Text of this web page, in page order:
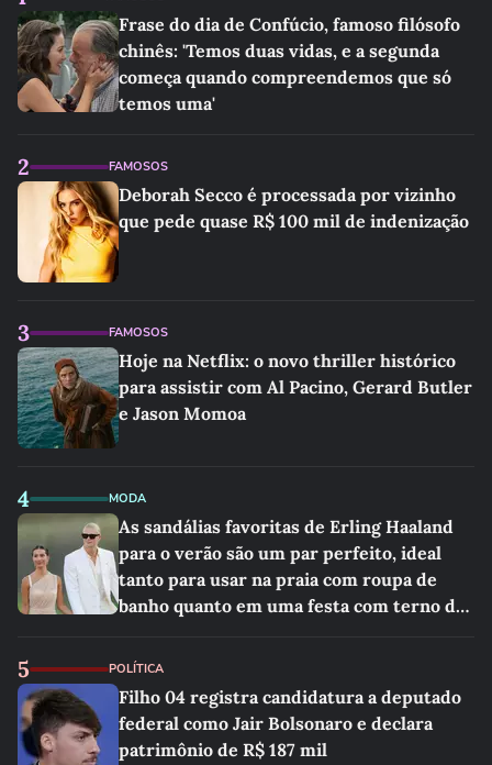
Frase do dia de Confúcio, famoso filósofo
chinês: 'Temos duas vidas, e a segunda
começa quando compreendemos que só
temos uma'
2 FAMOSOS
Deborah Secco é processada por vizinho
que pede quase R$ 100 mil de indenização
3 FAMOSOS
Hoje na Netflix: o novo thriller histórico
para assistir com Al Pacino, Gerard Butler
e Jason Momoa
4 MODA
As sandálias favoritas de Erling Haaland
para o verão são um par perfeito, ideal
tanto para usar na praia com roupa de
banho quanto em uma festa com terno de
5 POLÍTICA
Filho 04 registra candidatura a deputado
federal como Jair Bolsonaro e declara
patrimônio de R$ 187 mil